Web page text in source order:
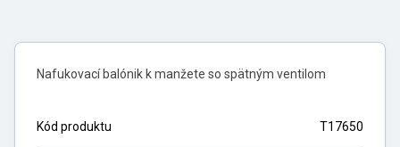
Nafukovací balónik k manžete so spätným ventilom
Kód produktu T17650